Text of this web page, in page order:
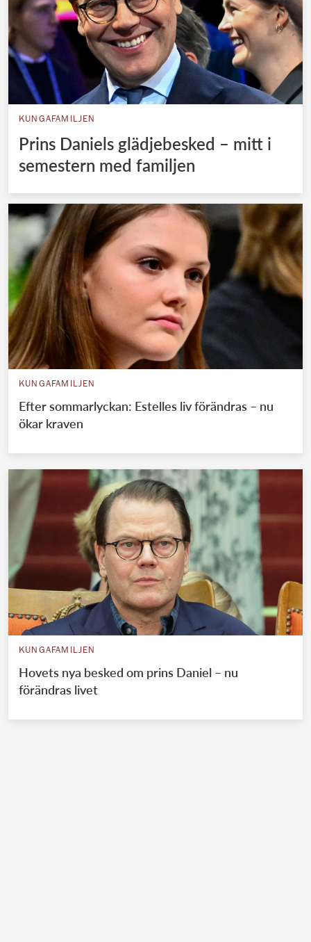
KUNGAFAMILJEN
Prins Daniels glädjebesked – mitt i
semestern med familjen
KUNGAFAMILJEN
Efter sommarlyckan: Estelles liv förändras – nu
ökar kraven
KUNGAFAMILJEN
Hovets nya besked om prins Daniel – nu
förändras livet